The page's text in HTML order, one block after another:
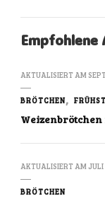
AKTUALISIERT AM
BRÖTCHEN
AKTUALISIERT AMJULI
BRÖTCHEN